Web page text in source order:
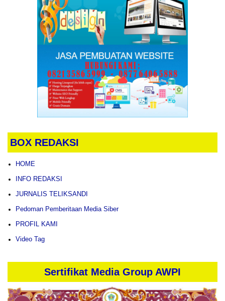
BOX REDAKSI
HOME
INFO REDAKSI
JURNALIS TELIKSANDI
Pedoman Pemberitaan Media Siber
PROFIL KAMI
Video Tag
Sertifikat Media Group AWPI